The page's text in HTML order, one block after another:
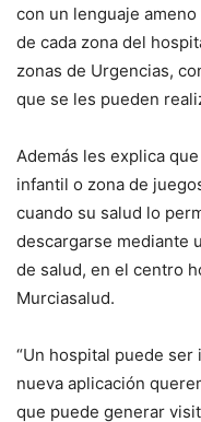
con un lenguaje
de cada zona del
zonas de Urgencias,
que se les pueden
Además les explica
infantil o zona de
cuando su salud lo
descargarse mediante
de salud, en el centro
Murciasalud.
“Un hospital puede
nueva aplicación
que puede generar